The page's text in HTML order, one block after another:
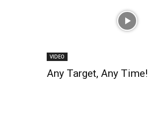
VIDEO
Any Target, Any Time!